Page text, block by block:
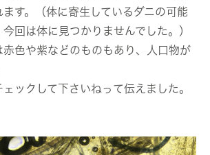
す。（体に寄生しているダニの可能
回は体に見つかりませんでした。）
赤色や紫などのものもあり、人口物が
ックして下さいねって伝えました。